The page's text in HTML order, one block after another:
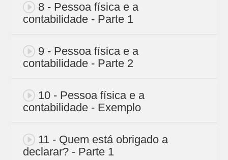
8 - Pessoa física e a
contabilidade - Parte 1
9 - Pessoa física e a
contabilidade - Parte 2
10 - Pessoa física e a
contabilidade - Exemplo
11 - Quem está obrigado a
declarar? - Parte 1